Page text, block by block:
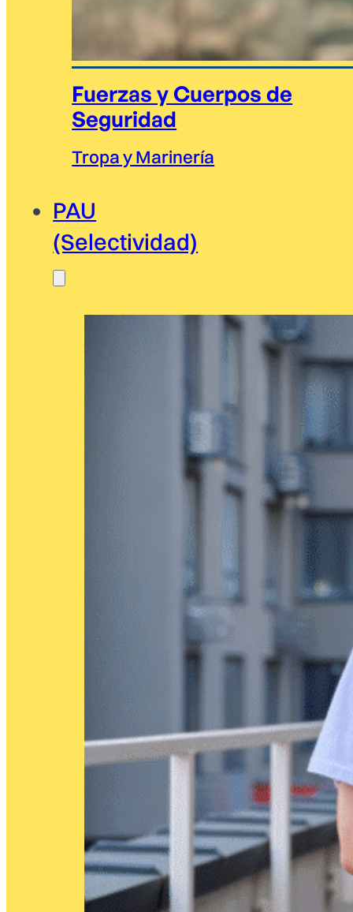
Fuerzas y Cuerpos de
Seguridad
Tropa y Marinería
PAU
(Selectividad)